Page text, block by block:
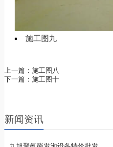
施工图九
上一篇：施工图八
下一篇：施工图十
新闻资讯